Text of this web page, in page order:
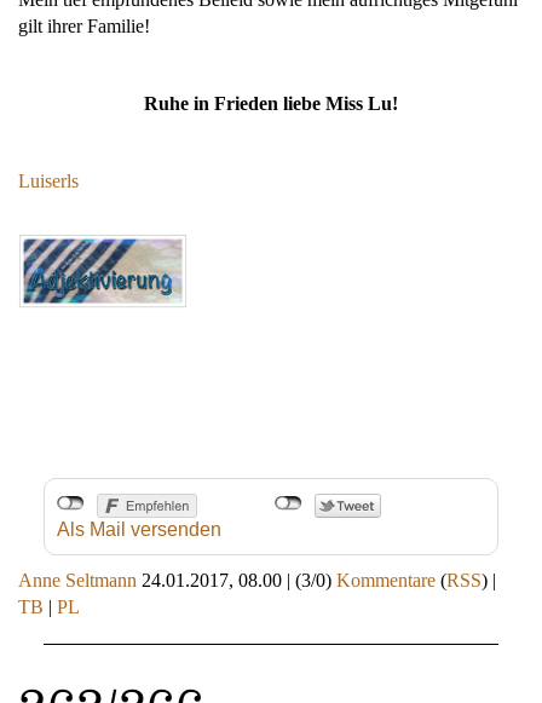
gilt ihrer Familie!
Ruhe in Frieden liebe Miss Lu!
Luiserls
Als Mail versenden
Anne Seltmann 24.01.2017, 08.00 | (3/0) Kommentare (RSS) |
TB | PL